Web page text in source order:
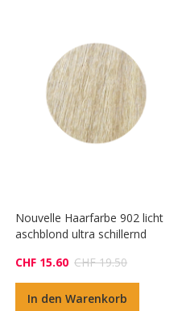
Nouvelle Haarfarbe 902 licht
aschblond ultra schillernd
CHF 15.60 CHF 19.50
In den Warenkorb